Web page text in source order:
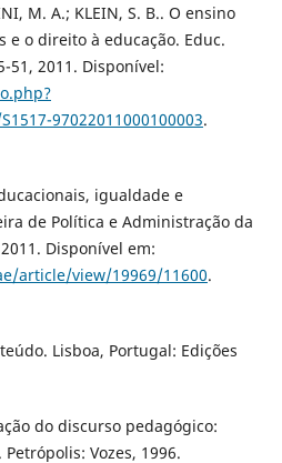
M. A.; KLEIN, S. B.. O ensino
o direito à educação. Educ.
51, 2011. Disponível:
97022011000100003.
igualdade e
de Política e Administração da
Disponível em:
article/view/19969/11600.
Lisboa, Portugal: Edições
do discurso pedagógico:
Vozes, 1996.